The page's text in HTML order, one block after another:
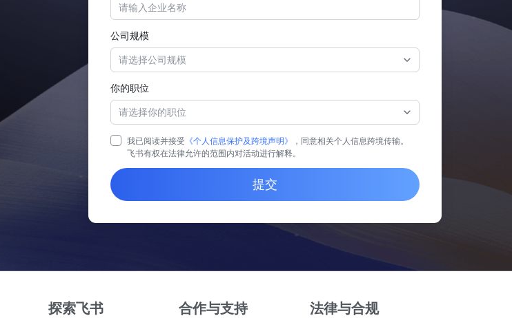
公司规模
请选择公司规模
你的职位
请选择你的职位
我已阅读并接受 《个人信息保护及跨境声明》
，同意相关个人信息跨境传输。
飞书有权在法律允许的范围内对活动进行解释。
提交
探索飞书 合作与支持 法律与合规